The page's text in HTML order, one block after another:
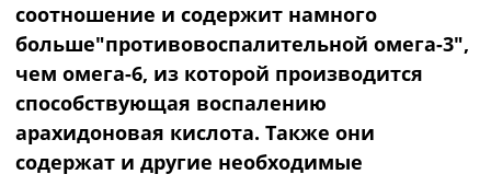
соотношение и содержит намного
больше"противовоспалительной омега-3",
чем омега-6, из которой производится
способствующая воспалению
арахидоновая кислота. Также они
содержат и другие необходимые